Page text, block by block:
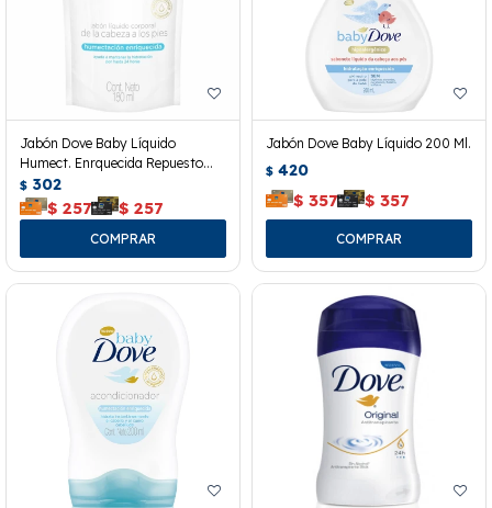
Jabón Dove Baby Líquido
Humect. Enrquecida Repuesto
180 Ml.
$ 302
$ 257 $ 257
Jabón Dove Baby Líquido 200 Ml.
$ 420
$ 357 $ 357